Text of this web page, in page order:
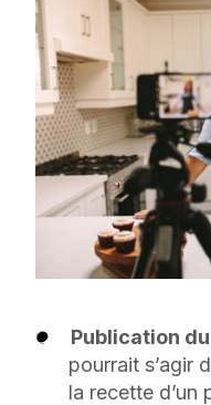
Publication
pourrait s’agir
la recette d’un